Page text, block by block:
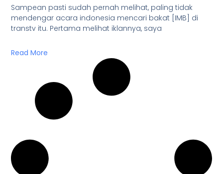
Sampean pasti sudah pernah melihat, paling tidak
mendengar acara indonesia mencari bakat [IMB] di
transtv itu. Pertama melihat iklannya, saya
Read More